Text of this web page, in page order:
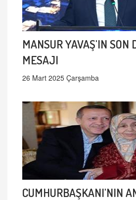
MANSUR YAVAŞ'IN SON
MESAJI
26 Mart 2025 Çarşamba
CUMHURBAŞKANI'NIN